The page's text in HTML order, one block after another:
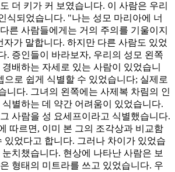
더 키가 커 보였습니다. 이 사람은 우리
식되었습니다. "나는 성모 마리아에 너
른 사람들에게는 거의 주의를 기울이지
자가 말합니다. 하지만 다른 사람도 있었
. 증인들이 바라보자, 우리의 성모 왼쪽
배하는 자세로 있는 사람이 있었습니
으로 쉽게 식별할 수 있었습니다; 실제로
니다. 그녀의 왼쪽에는 사제복 차림의 인
별하는 데 약간 어려움이 있었습니다.
사람을 성 요세프이라고 식별했습니다.
따르면, 이미 본 그의 조각상과 비교함
있었다고 합니다. 그러나 차이가 있었습
치챘습니다. 현상에 나타난 사람은 보
형태의 미트라를 쓰고 있었습니다. 우